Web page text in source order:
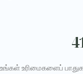
உங்கள் உரிமைகளைப்